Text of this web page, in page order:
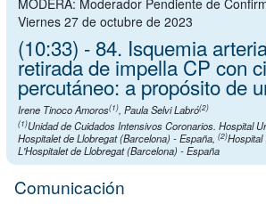
MODERA: Moderador Pendiente de
Viernes 27 de octubre de 2023
(10:33) - 84. Isquemia
retirada de impella CP con
percutáneo: a propósito de
Irene Tinoco Amoros(1),Paula Selvi Labró(2)
(1)Unidad de Cuidados Intensivos Coronarios. Hospital
Hospitalet de Llobregat (Barcelona) - España,(2)Hospital
L'Hospitalet de Llobregat (Barcelona) - España
Comunicación